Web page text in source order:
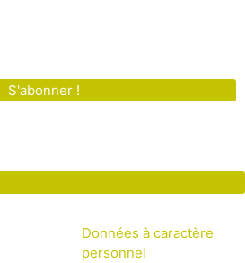
S'abonner !
Données à caractère
personnel